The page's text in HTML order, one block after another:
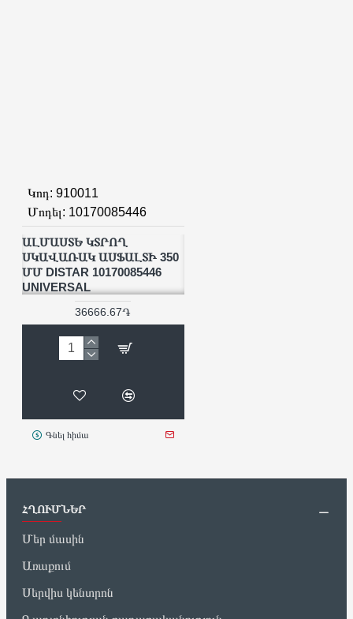
Կոդ: 910011
Մոդել: 10170085446
ԱԼՄԱՍՏԵ ԿՏՐՈՂ
ՍԿԱՎԱՌԱԿ ԱՍՖԱԼՏԻ 350
ՄՄ DISTAR 10170085446
UNIVERSAL
36666.67֏
Գնել հիմա
ՀՂՈՒՄՆԵՐ
Մեր մասին
Առաքում
Սերվիս կենտրոն